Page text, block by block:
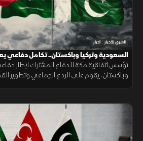
الشرق للأخبار أخبار
السعودية وتركيا وباكستان.. تكامل دفاعي
تؤسس اتفاقية مكة للدفاع المشترك لإطار
وباكستان، يقوم على الردع الجماعي وتطوير